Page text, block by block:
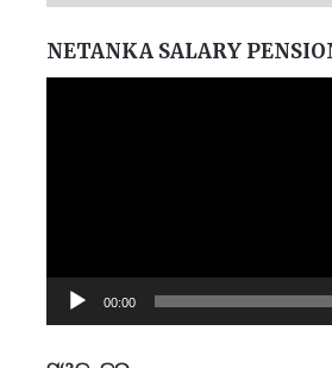
NETANKA SALARY
00:00